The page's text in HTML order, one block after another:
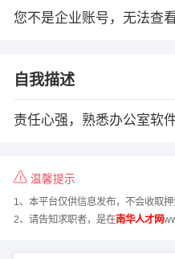
您不是企业账号，无法查
自我描述
责任心强，熟悉办公室软
温馨提示
1、本平台仅供信息发布，不会收取
2、请告知求职者，是在南华人才网